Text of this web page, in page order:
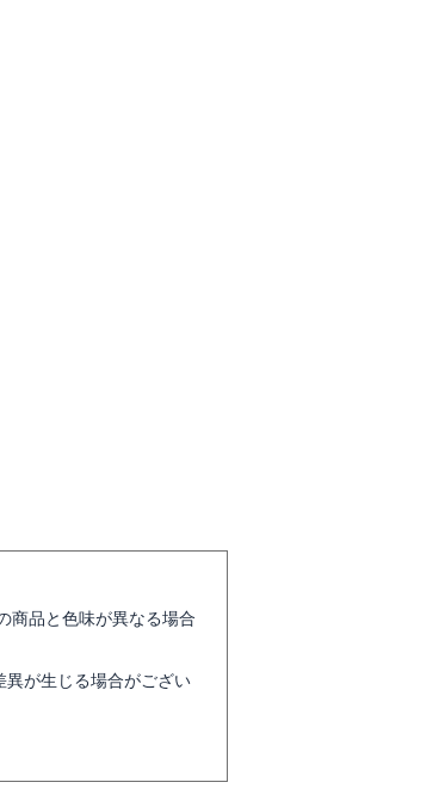
商品と色味が異なる場合
異が生じる場合がござい